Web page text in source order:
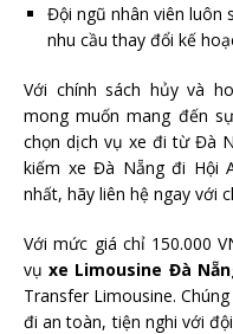
Đội ngũ nhân viên luôn
nhu cầu thay đổi kế
Với chính sách hủy và
mong muốn mang đến
chọn dịch vụ xe đi từ Đà
kiếm xe Đà Nẵng đi Hội
nhất, hãy liên hệ ngay với
Với mức giá chỉ 150.000
vụxe Limousine Đà
Transfer Limousine.
đi an toàn, tiện nghi với